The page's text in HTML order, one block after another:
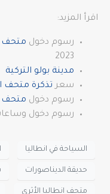
اقرأ المزيد:
رسوم دخول متحف
2023
مدينة بولو التركية
سعر تذكرة متحف
رسوم دخول متحف
رسوم دخول
السياحة في انطاليا
حديقة الديناصورات
متحف انطاليا الأثري